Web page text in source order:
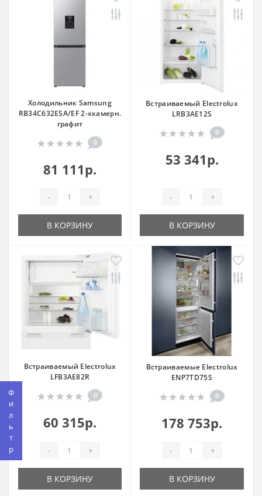
Фильтр
Холодильник Samsung
RB34C632ESA/EF 2-хкамерн.
графит
0
81 111р.
- +
В КОРЗИНУ
Встраиваемый Electrolux
LRB3AE12S
0
53 341р.
- +
В КОРЗИНУ
Встраиваемый Electrolux
LFB3AE82R
0
60 315р.
- +
В КОРЗИНУ
Встраиваемые Electrolux
ENP7TD75S
0
178 753р.
- +
В КОРЗИНУ